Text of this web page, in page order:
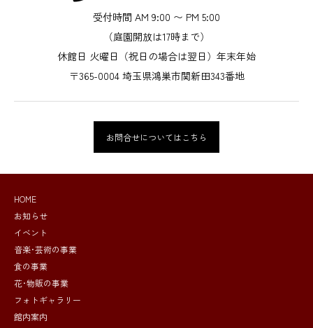
受付時間 AM 9:00 〜 PM 5:00
（庭園開放は17時まで）
休館日 火曜日（祝日の場合は翌日）年末年始
〒365-0004 埼玉県鴻巣市関新田343番地
お問合せについてはこちら
HOME
お知らせ
イベント
音楽･芸術の事業
食の事業
花･物販の事業
フォトギャラリー
館内案内